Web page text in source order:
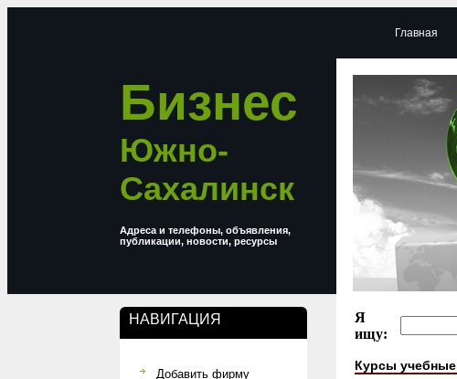
Бизнес
Южно-
Сахалинск
Адреса и телефоны, объявления,
публикации, новости, ресурсы
НАВИГАЦИЯ
Добавить фирму
Главная
Я
ищу:
Курсы учебные